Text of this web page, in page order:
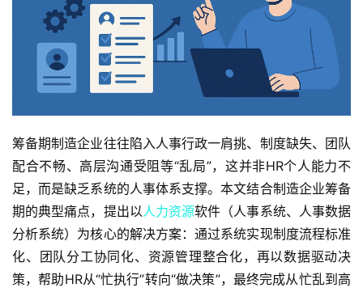
筹备期制造企业往往陷入人事行政一肩挑、制度缺失、团队
配合不畅、高层沟通受阻等“乱局”，这并非HR个人能力不
足，而是缺乏系统的人事体系支撑。本文结合制造企业筹备
期的典型痛点，提出以人力资源软件（人事系统、人事数据
分析系统）为核心的解决方案：通过系统实现制度流程标准
化、团队分工协同化、资源管理整合化，再以数据驱动决
策，帮助HR从“忙执行”转向“做决策”，最终完成从忙乱到高